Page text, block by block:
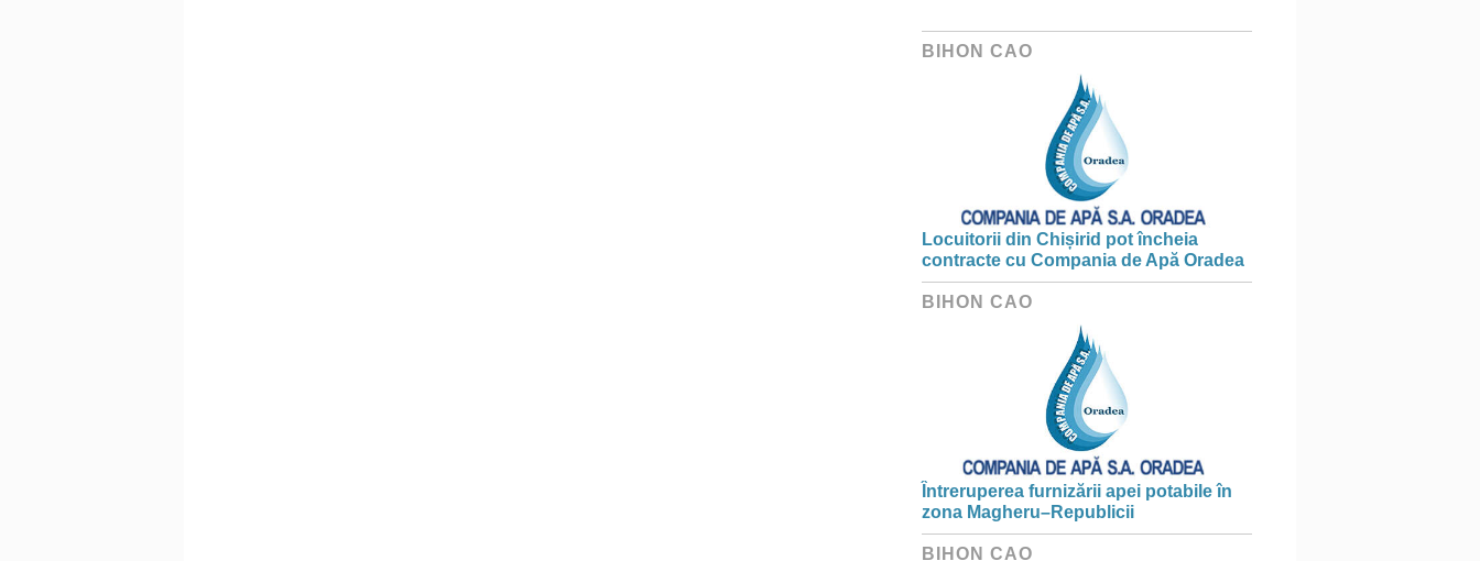
BIHON CAO
Locuitorii din Chișirid pot încheia
contracte cu Compania de Apă Oradea
BIHON CAO
Întreruperea furnizării apei potabile în
zona Magheru–Republicii
BIHON CAO